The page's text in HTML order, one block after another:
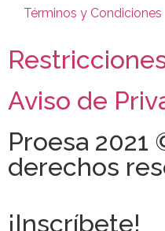
Términos y Condiciones
Aviso de
Proesa 2021
derechos
¡Inscríbete!